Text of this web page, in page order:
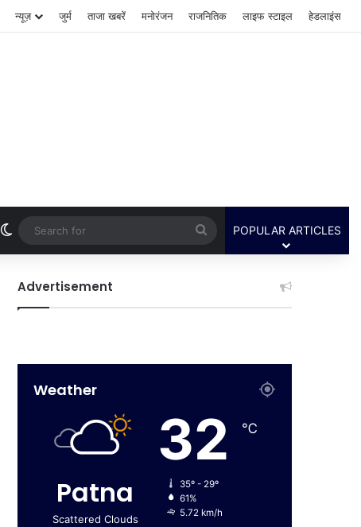
न्यूज़ जुर्म ताजा खबरें मनोरंजन राजनितिक लाइफ स्टाइल हेडलाइंस
Switch skin
Search
for
POPULAR ARTICLES
Advertisement
Weather
Patna
Scattered Clouds
32 ℃
35º - 29º
61%
5.72 km/h